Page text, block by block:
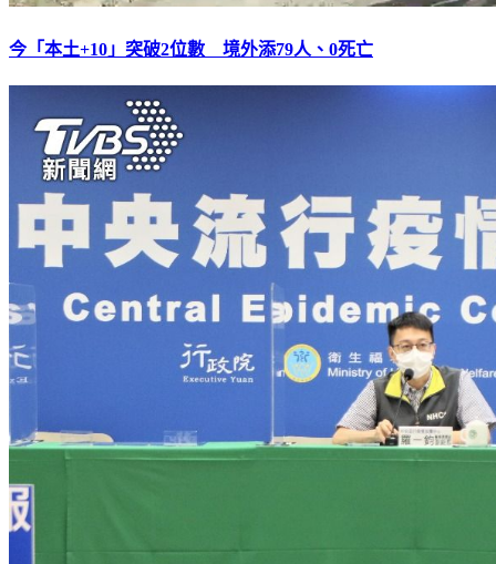
今「本土+10」突破2位數 境外添79人、0死亡